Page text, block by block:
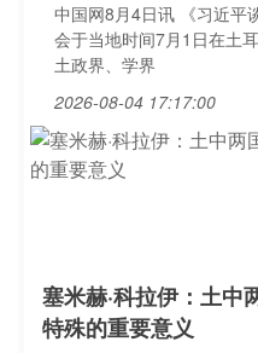
中国网8月4日讯 《习近平
会于当地时间7月1日在土
土政界、学界
2026-08-04 17:17:00
塞米赫·科拉伊：土中
特殊的重要意义